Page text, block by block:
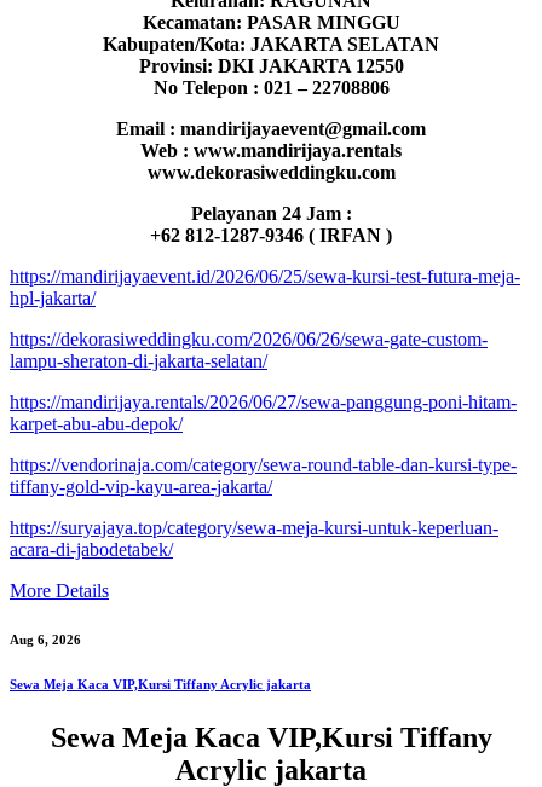
Kecamatan: PASAR MINGGU
Kabupaten/Kota: JAKARTA SELATAN
Provinsi: DKI JAKARTA 12550
No Telepon : 021 – 22708806
Email : mandirijayaevent@gmail.com
Web : www.mandirijaya.rentals
www.dekorasiweddingku.com
Pelayanan 24 Jam :
+62 812-1287-9346 ( IRFAN )
https://mandirijayaevent.id/2026/06/25/sewa-kursi-test-futura-meja-
hpl-jakarta/
https://dekorasiweddingku.com/2026/06/26/sewa-gate-custom-
lampu-sheraton-di-jakarta-selatan/
https://mandirijaya.rentals/2026/06/27/sewa-panggung-poni-hitam-
karpet-abu-abu-depok/
https://vendorinaja.com/category/sewa-round-table-dan-kursi-type-
tiffany-gold-vip-kayu-area-jakarta/
https://suryajaya.top/category/sewa-meja-kursi-untuk-keperluan-
acara-di-jabodetabek/
More Details
Aug 6, 2026
Sewa Meja Kaca VIP,Kursi Tiffany Acrylic jakarta
Sewa Meja Kaca VIP,Kursi Tiffany
Acrylic jakarta